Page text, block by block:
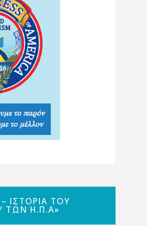
ΙΣΤΟΡΊΑ ΤΟΥ
ΤΩΝ Η.Π.Α»